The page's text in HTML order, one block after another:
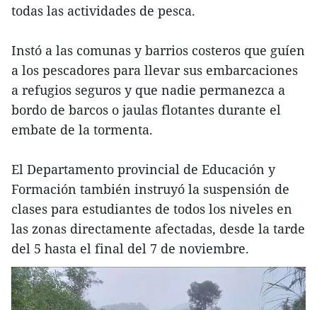
todas las actividades de pesca.
Instó a las comunas y barrios costeros que guíen
a los pescadores para llevar sus embarcaciones
a refugios seguros y que nadie permanezca a
bordo de barcos o jaulas flotantes durante el
embate de la tormenta.
El Departamento provincial de Educación y
Formación también instruyó la suspensión de
clases para estudiantes de todos los niveles en
las zonas directamente afectadas, desde la tarde
del 5 hasta el final del 7 de noviembre.